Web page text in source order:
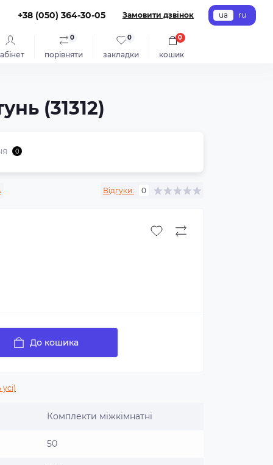
+38 (050) 364-30-05 Замовити дзвінок ua ru
порівняти
0
закладки
0
кошик
0
(31312)
0
Відгуки: 0
До кошика
Комплекти міжкімнатні
50